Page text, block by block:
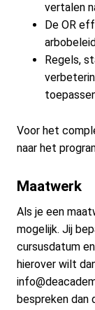
vertalen
De OR
Regels,
Voor het
naar het
Maatwerk
Als je een
mogelijk. Jij
cursusdatum
hierover wilt
bespreken dan